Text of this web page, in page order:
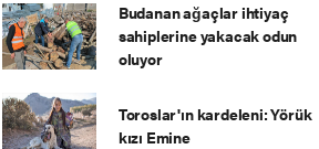
Budanan ağaçlar ihtiyaç
sahiplerine yakacak odun
oluyor
Toroslar'ın kardeleni: Yörük
kızı Emine